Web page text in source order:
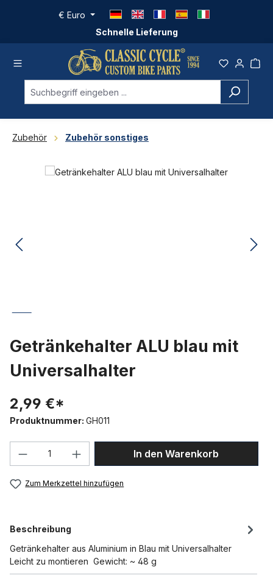
Zum Hauptinhalt springen
Schnelle Lieferung
€ Euro
Zubehör Zubehör sonstiges
Bildergalerie überspringen
Getränkehalter ALU blau mit
Universalhalter
2,99 €*
Produktnummer: GH011
Produkt Anzahl: Gib den gewünschten
In den Warenkorb
Zum Merkzettel hinzufügen
Beschreibung
Getränkehalter aus Aluminium in Blau mit Universalhalter
Leicht zu montieren Gewicht: ~ 48 g